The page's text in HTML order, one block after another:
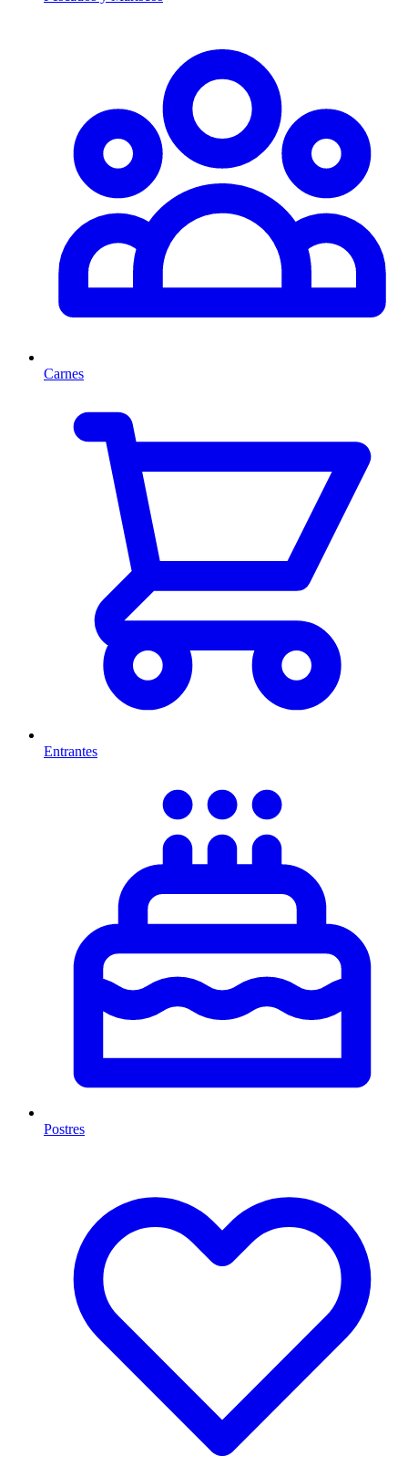
Carnes
Entrantes
Postres